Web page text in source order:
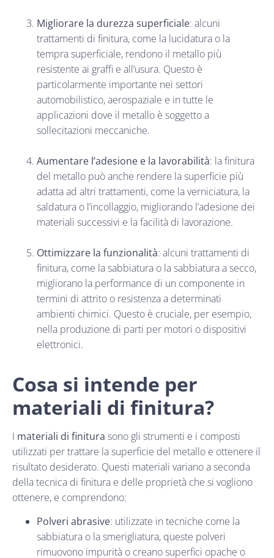
Migliorare la durezza superficiale: alcuni
trattamenti di finitura, come la lucidatura o la
tempra superficiale, rendono il metallo più
resistente ai graffi e all’usura. Questo è
particolarmente importante nei settori
automobilistico, aerospaziale e in tutte le
applicazioni dove il metallo è soggetto a
sollecitazioni meccaniche.
Aumentare l’adesione e la lavorabilità: la finitura
del metallo può anche rendere la superficie più
adatta ad altri trattamenti, come la verniciatura, la
saldatura o l’incollaggio, migliorando l’adesione dei
materiali successivi e la facilità di lavorazione.
Ottimizzare la funzionalità: alcuni trattamenti di
finitura, come la sabbiatura o la sabbiatura a secco,
migliorano la performance di un componente in
termini di attrito o resistenza a determinati
ambienti chimici. Questo è cruciale, per esempio,
nella produzione di parti per motori o dispositivi
elettronici.
Cosa si intende per
materiali di finitura?
I materiali di finitura sono gli strumenti e i composti
utilizzati per trattare la superficie del metallo e ottenere il
risultato desiderato. Questi materiali variano a seconda
della tecnica di finitura e delle proprietà che si vogliono
ottenere, e comprendono:
Polveri abrasive: utilizzate in tecniche come la
sabbiatura o la smerigliatura, queste polveri
rimuovono impurità o creano superfici opache o